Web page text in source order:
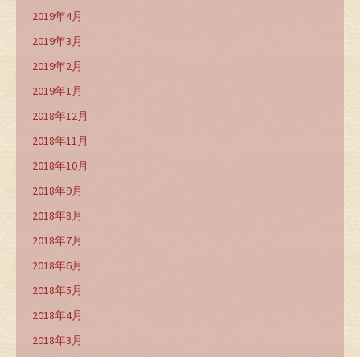
2019年4月
2019年3月
2019年2月
2019年1月
2018年12月
2018年11月
2018年10月
2018年9月
2018年8月
2018年7月
2018年6月
2018年5月
2018年4月
2018年3月